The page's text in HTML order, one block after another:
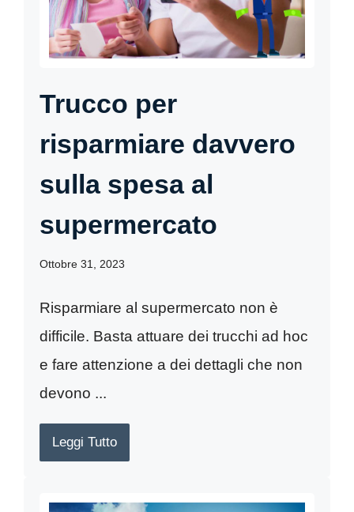
Trucco per
risparmiare davvero
sulla spesa al
supermercato
Ottobre 31, 2023
Risparmiare al supermercato non è
difficile. Basta attuare dei trucchi ad hoc
e fare attenzione a dei dettagli che non
devono ...
Leggi Tutto